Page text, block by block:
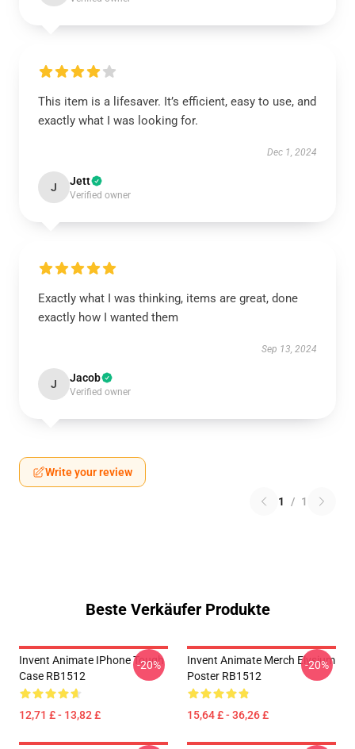
This item is a lifesaver. It’s efficient, easy to use, and
exactly what I was looking for.
Dec 1, 2024
J Jett
Verified owner
Exactly what I was thinking, items are great, done
exactly how I wanted them
Sep 13, 2024
J Jacob
Verified owner
Write your review
1 / 1
Beste Verkäufer Produkte
Invent Animate IPhone Tough
Case RB1512
12,71 £ - 13,82 £
-20%
Invent Animate Merch Elysium
Poster RB1512
15,64 £ - 36,26 £
-20%